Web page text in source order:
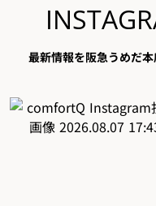
最新情報を阪急うめだ